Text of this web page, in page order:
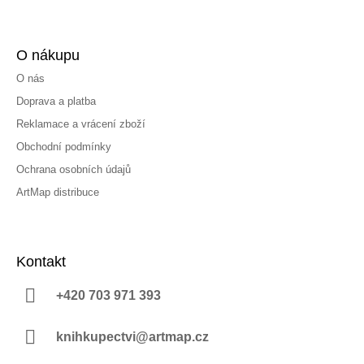
O nákupu
O nás
Doprava a platba
Reklamace a vrácení zboží
Obchodní podmínky
Ochrana osobních údajů
ArtMap distribuce
Kontakt
+420 703 971 393
knihkupectvi@artmap.cz